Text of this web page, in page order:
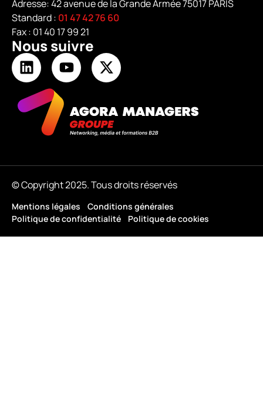
Adresse: 42 avenue de la Grande Armée 75017 PARIS
Standard : 01 47 42 76 60
Fax : 01 40 17 99 21
Nous suivre
© Copyright 2025. Tous droits réservés
Mentions légales
Conditions générales
Politique de confidentialité
Politique de cookies